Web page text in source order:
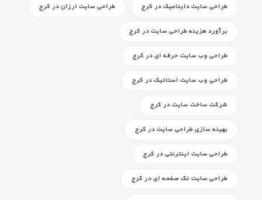
طراحی سایت داینامیکدر کرج طراحی سایت ارزاندر کرج
برآورد هزینه طراحی سایتدر کرج
طراحی وب سایت حرفه ایدر کرج
طراحی وب سایت استاتیکدر کرج
شرکت ساخت سایتدر کرج
بهینه سازی طراحی سایتدر کرج
طراحی سایت اینترنتیدر کرج
طراحی سایت تک صفحه ایدر کرج